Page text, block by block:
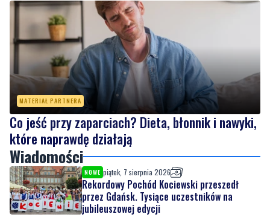
MATERIAŁ PARTNERA
Co jeść przy zaparciach? Dieta, błonnik i nawyki,
które naprawdę działają
Wiadomości
NOWE piątek, 7 sierpnia 2026
Rekordowy Pochód Kociewski przeszedł
przez Gdańsk. Tysiące uczestników na
jubileuszowej edycji